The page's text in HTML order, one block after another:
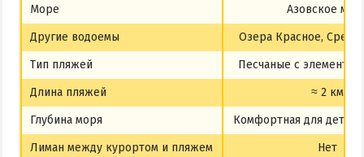
Море
Азовское
Другие водоемы
Озера Красное,
Тип пляжей
Песчаные с
Длина пляжей
≈ 2 км
Глубина моря
Комфортная для детей
Лиман между курортом и пляжем
Нет